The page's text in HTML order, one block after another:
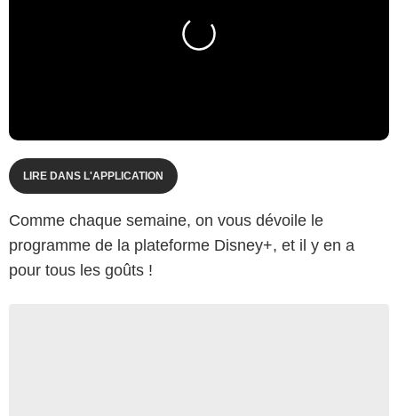
LIRE DANS L'APPLICATION
Comme chaque semaine, on vous dévoile le
programme de la plateforme Disney+, et il y en a
pour tous les goûts !